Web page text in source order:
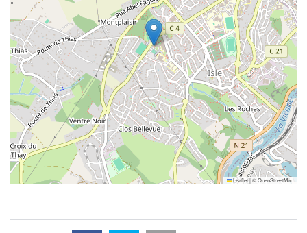
Leaflet|©OpenStreetMap